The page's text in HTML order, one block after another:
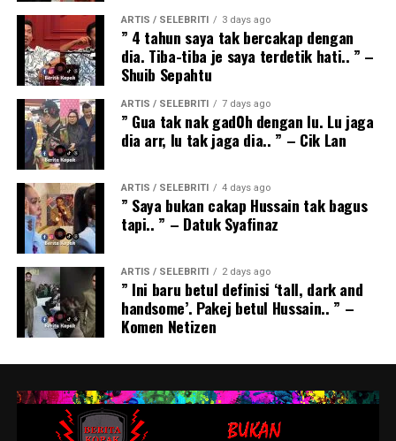
ARTIS / SELEBRITI 3 days ago
” 4 tahun saya tak bercakap dengan
dia. Tiba-tiba je saya terdetik hati.. ” –
Shuib Sepahtu
ARTIS / SELEBRITI 7 days ago
” Gua tak nak gad0h dengan lu. Lu jaga
dia arr, lu tak jaga dia.. ” – Cik Lan
ARTIS / SELEBRITI 4 days ago
” Saya bukan cakap Hussain tak bagus
tapi.. ” – Datuk Syafinaz
ARTIS / SELEBRITI 2 days ago
” Ini baru betul definisi ‘tall, dark and
handsome’. Pakej betul Hussain.. ” –
Komen Netizen